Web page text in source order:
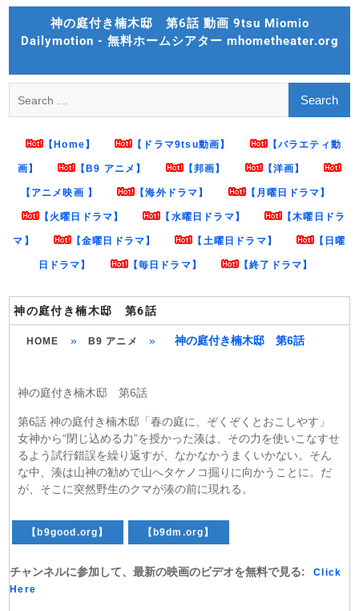
Skip
content
神の庭付き楠木邸 第6話 動画 9tsu Miomio
Dailymotion - 無料ホームシアター mhometheater.org
for:
【Home】 【ドラマ9tsu動画】 【バラエティ動
画】 【B9 アニメ】 【邦画】 【洋画】
【アニメ映画 】 【海外ドラマ】 【月曜日ドラマ】
【火曜日ドラマ】 【水曜日ドラマ】 【木曜日ドラ
マ】 【金曜日ドラマ】 【土曜日ドラマ】 【日曜
日ドラマ】 【毎日ドラマ】 【終了ドラマ】
神の庭付き楠木邸 第6話
HOME » B9 アニメ » 神の庭付き楠木邸 第6話
神の庭付き楠木邸 第6話
第6話 神の庭付き楠木邸「春の庭に、ぞくぞくとおこしやす」
女神から“閉じ込める力”を授かった湊は、その力を使いこなすせ
るよう試行錯誤を繰り返すが、なかなかうまくいかない。そん
な中、湊は山神の勧めで山へタケノコ掘りに向かうことに。だ
が、そこに突然野生のクマが湊の前に現れる。
【b9good.org】 【b9dm.org】
チャンネルに参加して、最新の映画のビデオを無料で見る:
Click
Here